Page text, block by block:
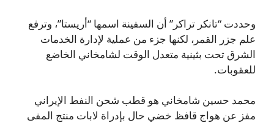
وحددت “تانكر تراكر” أن السفينة اسمها “أريستا”، وترفع
علم جزر القمر، لكنها جزء من عملية لإدارة الخدمات
الشرق تحت بثينية متعدل الوقت لشامخاني الخاضع
للعقوبات.
محمد حسين شامخاني هو قطب شحن النفط الإيراني
مفز عن هواج قافظ خضي حال بإدراة لابات منتج المفى